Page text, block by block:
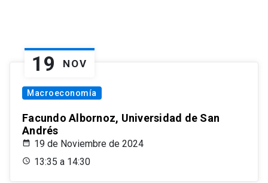
19 NOV
Macroeconomía
Facundo Albornoz, Universidad de San
Andrés
19 de Noviembre de 2024
13:35 a 14:30